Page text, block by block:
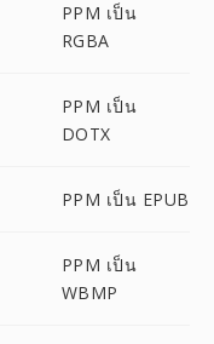
PPM เป็น
RGBA
PPM เป็น
DOTX
PPM เป็น EPUB
PPM เป็น
WBMP